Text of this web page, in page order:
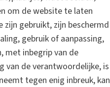
om de website te laten
gebruikt, zijn beschermd
gebruik of aanpassing,
met inbegrip van de
van de verantwoordelijke, is
tegen enig inbreuk, kan